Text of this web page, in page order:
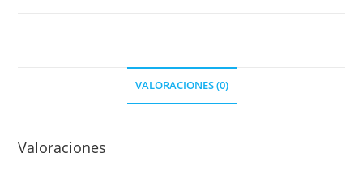
VALORACIONES (0)
Valoraciones